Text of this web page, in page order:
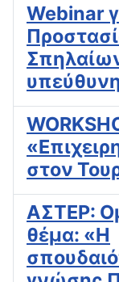
Webinar
στον
ΑΣΤΕΡ:
θέμα: «Η